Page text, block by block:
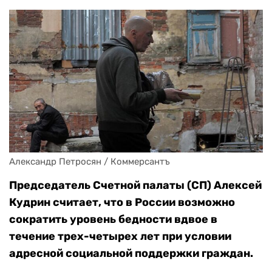
Александр Петросян / Коммерсантъ
Председатель Счетной палаты (СП) Алексей
Кудрин считает, что в России возможно
сократить уровень бедности вдвое в
течение трех-четырех лет при условии
адресной социальной поддержки граждан.